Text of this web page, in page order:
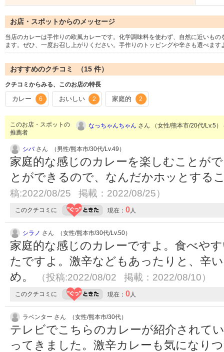
お店・スポットからのメッセージ
当店のカレーは手作りの欧風カレーです。化学調味料を使わず、自然に近いも
ます。ぜひ、一度お召し上がりください。手作りのトッピングや辛さも選べます
おすすめのクチコミ （15 件）
クチコミからみる、このお店の特長
カレー 6 おいしい 2 家庭的 2
このお店・スポットの
推薦者
なっちゃんちゃん さん （女性/熊本市/20代/Lv.5）
シバさん （男性/熊本市/30代/Lv.49）
家庭的な感じのカレーを楽しむことが
とができるので、なんだかホッとする
稿:2022/08/25 掲載：2022/08/25）
このクチコミに 現在： 0 人
シラノ さん （女性/熊本市/30代/Lv.50）
家庭的な感じのカレーですよ。食べや
たですよ。激辛などもあったりと、辛
め。
（投稿:2022/08/02 掲載：2022/08/10）
このクチコミに 現在： 0 人
ラベンター さん （女性/熊本市/30代）
テレビでこちらのカレーが紹介されて
ってきました。激辛カレーも気になり